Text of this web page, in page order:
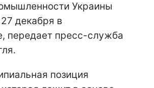
Украины
декабря в
передает пресс-служба
позиция